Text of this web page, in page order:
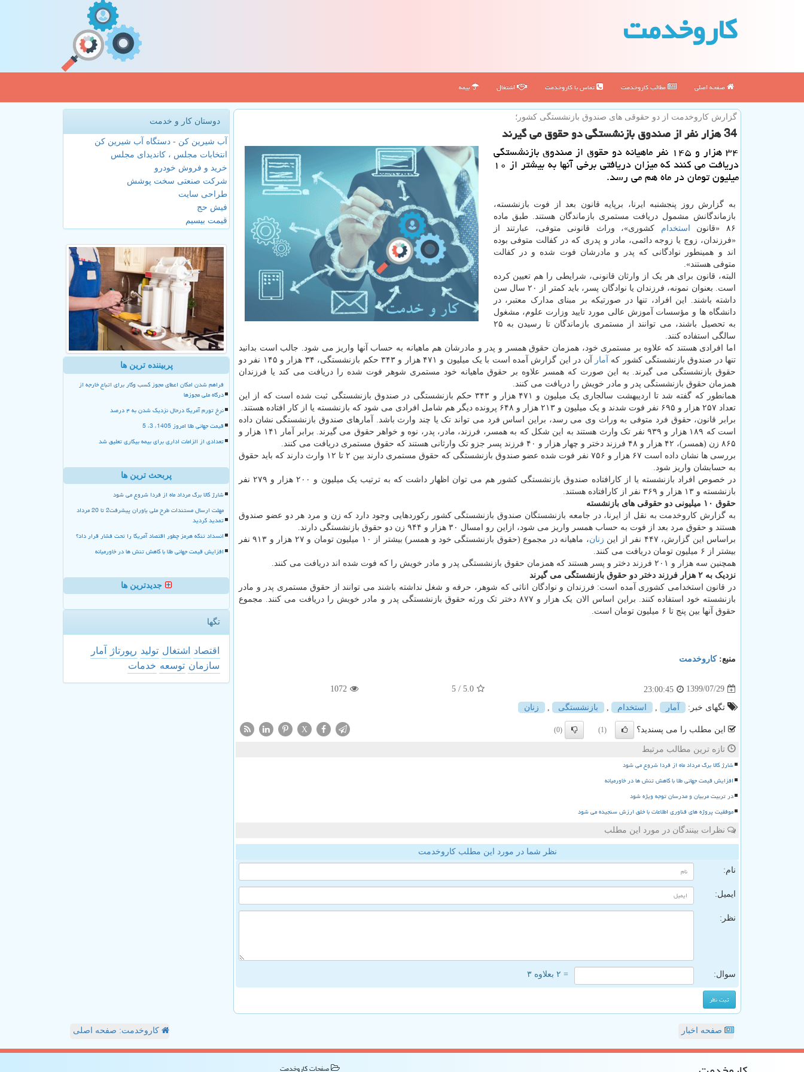
كاروخدمت
صفحه اصلی مطالب كاروخدمت تماس با كاروخدمت اشتغال بیمه
گزارش كاروخدمت از دو حقوقی های صندوق بازنشستگی كشور؛
34 هزار نفر از صندوق بازنشستگی دو حقوق می گیرند
۳۴ هزار و ۱۴۵ نفر ماهیانه دو حقوق از صندوق بازنشستگی
دریافت می كنند كه میزان دریافتی برخی آنها به بیشتر از ۱۰
میلیون تومان در ماه هم می رسد.
به گزارش روز پنجشنبه ایرنا، برپایه قانون بعد از فوت بازنشسته،
بازماندگانش مشمول دریافت مستمری بازماندگان هستند. طبق ماده
۸۶ «قانون
استخدام کشوری»، وراث قانونی متوفی، عبارتند از
«فرزندان، زوج یا زوجه دائمی، مادر و پدری که در کفالت متوفی بوده
اند و همینطور نوادگانی که پدر و مادرشان فوت شده و در کفالت
متوفی هستند».
البته، قانون برای هر یک از وارثان قانونی، شرایطی را هم تعیین کرده
است. بعنوان نمونه، فرزندان یا نوادگان پسر، باید کمتر از ۲۰ سال سن
داشته باشند. این افراد، تنها در صورتیکه بر مبنای مدارک معتبر، در
دانشگاه ها و مؤسسات آموزش عالی مورد تایید وزارت علوم، مشغول
به تحصیل باشند، می توانند از مستمری بازماندگان تا رسیدن به ۲۵
سالگی استفاده کنند.
اما افرادی هستند که علاوه بر مستمری خود، همزمان حقوق همسر و پدر و مادرشان هم ماهیانه به حساب آنها واریز می شود. جالب است بدانید
تنها در صندوق بازنشستگی کشور که
آمار
آن در این گزارش آمده است با یک میلیون و ۴۷۱ هزار و ۳۴۳ حکم بازنشستگی، ۳۴ هزار و ۱۴۵ نفر دو
حقوق بازنشستگی می گیرند. به این صورت که همسر علاوه بر حقوق ماهیانه خود مستمری شوهر فوت شده را دریافت می کند یا فرزندان
همزمان حقوق بازنشستگی پدر و مادر خویش را دریافت می کنند.
همانطور که گفته شد تا اردیبهشت سالجاری یک میلیون و ۴۷۱ هزار و ۳۴۳ حکم بازنشستگی در صندوق بازنشستگی ثبت شده است که از این
تعداد ۲۵۷ هزار و ۶۹۵ نفر فوت شدند و یک میلیون و ۲۱۳ هزار و ۶۴۸ پرونده دیگر هم شامل افرادی می شود که بازنشسته یا از کار افتاده هستند.
برابر قانون، حقوق فرد متوفی به وراث وی می رسد، براین اساس فرد می تواند تک یا چند وارث باشد. آمارهای صندوق بازنشستگی نشان داده
است که ۱۸۹ هزار و ۹۳۹ نفر تک وارث هستند به این شکل که به همسر، فرزند، مادر، پدر، نوه و خواهر حقوق می گیرند. برابر آمار ۱۴۱ هزار و
۸۶۵ زن (همسر)، ۴۲ هزار و ۴۸ فرزند دختر و چهار هزار و ۴۰ فرزند پسر جزو تک وارثانی هستند که حقوق مستمری دریافت می کنند.
بررسی ها نشان داده است ۶۷ هزار و ۷۵۶ نفر فوت شده عضو صندوق بازنشستگی که حقوق مستمری دارند بین ۲ تا ۱۲ وارث دارند که باید حقوق
به حسابشان واریز شود.
در خصوص افراد بازنشسته یا از کارافتاده صندوق بازنشستگی کشور هم می توان اظهار داشت که به ترتیب یک میلیون و ۲۰۰ هزار و ۲۷۹ نفر
بازنشسته و ۱۳ هزار و ۳۶۹ نفر از کارافتاده هستند.
حقوق ۱۰ میلیونی دو حقوقی های بازنشسته
به گزارش کاروخدمت به نقل از ایرنا، در جامعه بازنشستگان صندوق بازنشستگی کشور رکوردهایی وجود دارد که زن و مرد هر دو عضو صندوق
هستند و حقوق مرد بعد از فوت به حساب همسر واریز می شود، ازاین رو امسال ۳۰ هزار و ۹۴۴ زن دو حقوق بازنشستگی دارند.
براساس این گزارش، ۴۴۷ نفر از این
زنان
، ماهیانه در مجموع (حقوق بازنشستگی خود و همسر) بیشتر از ۱۰ میلیون تومان و ۲۷ هزار و ۹۱۳ نفر
بیشتر از ۶ میلیون تومان دریافت می کنند.
همچنین سه هزار و ۲۰۱ فرزند دختر و پسر هستند که همزمان حقوق بازنشستگی پدر و مادر خویش را که فوت شده اند دریافت می کنند.
نزدیک به ۲ هزار فرزند دختر دو حقوق بازنشستگی می گیرند
در قانون استخدامی کشوری آمده است: فرزندان و نوادگان اناثی که شوهر، حرفه و شغل نداشته باشند می توانند از حقوق مستمری پدر و مادر
بازنشسته خود استفاده کنند. براین اساس الان یک هزار و ۸۷۷ دختر تک ورثه حقوق بازنشستگی پدر و مادر خویش را دریافت می کنند. مجموع
حقوق آنها بین پنج تا ۶ میلیون تومان است.
منبع:كاروخدمت
1399/07/29
23:00:45
5.0
/ 5
1072
تگهای خبر: آمار استخدام بازنشستگی زنان
این مطلب را می پسندید؟ (1)
(0)
X
تازه ترین مطالب مرتبط
شارژ کالا برگ مرداد ماه از فردا شروع می شود
افزایش قیمت جهانی طلا با کاهش تنش ها در خاورمیانه
در تربیت مربیان و مدرسان توجه ویژه شود
موفقیت پروژه های فناوری اطلاعات با خلق ارزش سنجیده می شود
نظرات بینندگان در مورد این مطلب
نظر شما در مورد این مطلب کاروخدمت
نام:
ایمیل:
نظر:
سوال: = ۲ بعلاوه ۳
دوستان کار و خدمت
آب شیرین کن - دستگاه آب شیرین کن
انتخابات مجلس ، کاندیدای مجلس
خرید و فروش خودرو
شرکت صنعتی سخت پوشش
طراحی سایت
فیش حج
قیمت بیسیم
پربیننده ترین ها
فراهم شدن امکان اعطای مجوز کسب وکار برای اتباع خارجه از
درگاه ملی مجوزها
نرخ تورم آمریکا درحال نزدیک شدن به ۴ درصد
قیمت جهانی طلا امروز 1405، 3، 5
تعدادی از الزامات اداری برای بیمه بیکاری تعلیق شد
پربحث ترین ها
شارژ کالا برگ مرداد ماه از فردا شروع می شود
مهلت ارسال مستندات طرح ملی یاوران پیشرفت2 تا 20 مرداد
تمدید گردید
انسداد تنگه هرمز چطور اقتصاد آمریکا را تحت فشار قرار داد؟
افزایش قیمت جهانی طلا با کاهش تنش ها در خاورمیانه
جدیدترین ها
تگها
اقتصاد اشتغال تولید رپورتاژ
آمار
سازمان توسعه خدمات
صفحه اخبار کاروخدمت: صفحه اصلی
صفحات كاروخدمت